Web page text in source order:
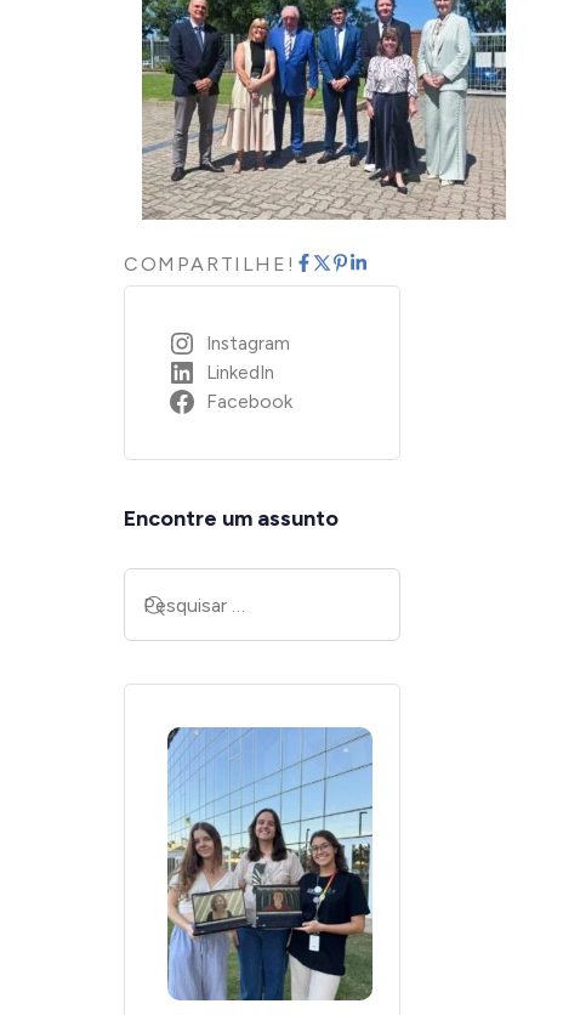
COMPARTILHE!
Instagram
LinkedIn
Facebook
Encontre um assunto